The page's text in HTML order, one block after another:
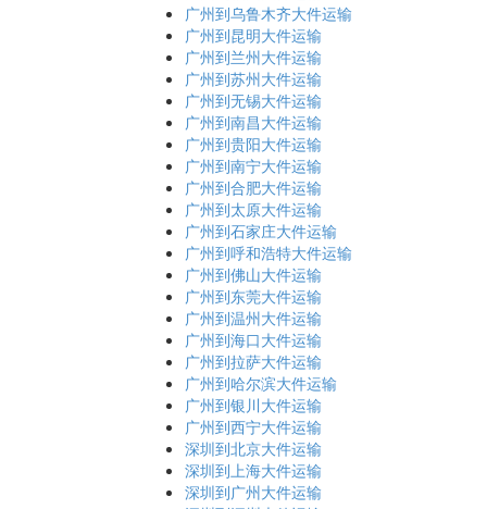
广州到乌鲁木齐大件运输
广州到昆明大件运输
广州到兰州大件运输
广州到苏州大件运输
广州到无锡大件运输
广州到南昌大件运输
广州到贵阳大件运输
广州到南宁大件运输
广州到合肥大件运输
广州到太原大件运输
广州到石家庄大件运输
广州到呼和浩特大件运输
广州到佛山大件运输
广州到东莞大件运输
广州到温州大件运输
广州到海口大件运输
广州到拉萨大件运输
广州到哈尔滨大件运输
广州到银川大件运输
广州到西宁大件运输
深圳到北京大件运输
深圳到上海大件运输
深圳到广州大件运输